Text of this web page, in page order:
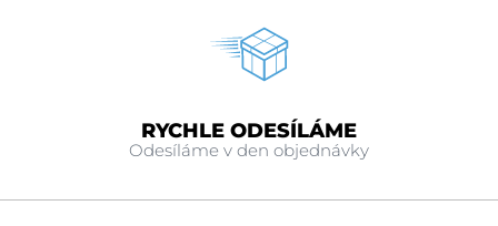
RYCHLE ODESÍLÁME
Odesíláme v den objednávky